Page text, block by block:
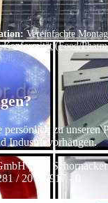
Vereinfachte
Konformität (Food/
persönlich zu unseren
Industrievorhängen.
| Am
/ 20 67 917 - 0